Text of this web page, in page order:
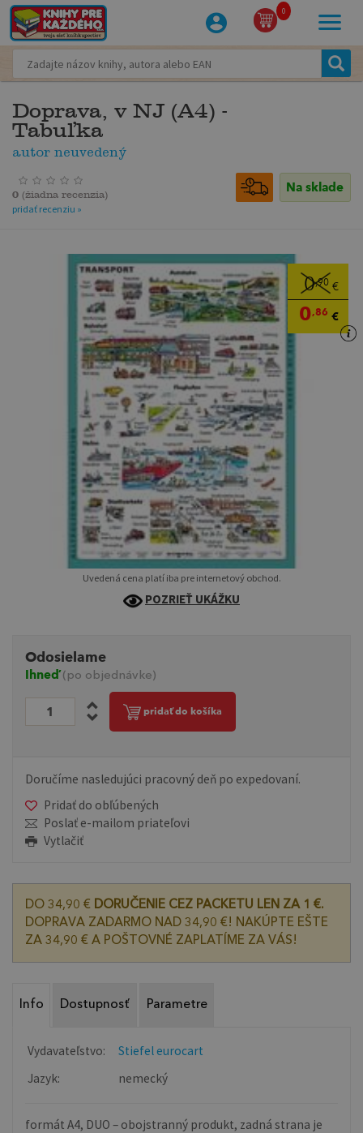
0
Doprava, v NJ (A4) -
Tabuľka
autor neuvedený
Na sklade
0 (žiadna recenzia)
pridať recenziu »
0,90 €
0,86 €
Uvedená cena platí iba pre internetový obchod.
POZRIEŤ UKÁŽKU
Odosielame
Ihneď(po objednávke)
pridať do košíka
Doručíme nasledujúci pracovný deň po expedovaní.
Pridať do obľúbených
Poslať e-mailom priateľovi
Vytlačiť
DO 34,90 € DORUČENIE CEZ PACKETU LEN ZA 1 €.
DOPRAVA ZADARMO NAD 34,90 €! NAKÚPTE EŠTE
ZA 34,90 € A POŠTOVNÉ ZAPLATÍME ZA VÁS!
Info Dostupnosť Parametre
Vydavateľstvo:
Stiefel eurocart
Jazyk:
nemecký
formát A4, DUO – obojstranný produkt, zadná strana je